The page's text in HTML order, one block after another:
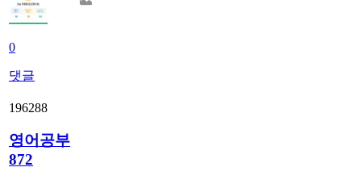
0
댓글
196288
영어공부
872